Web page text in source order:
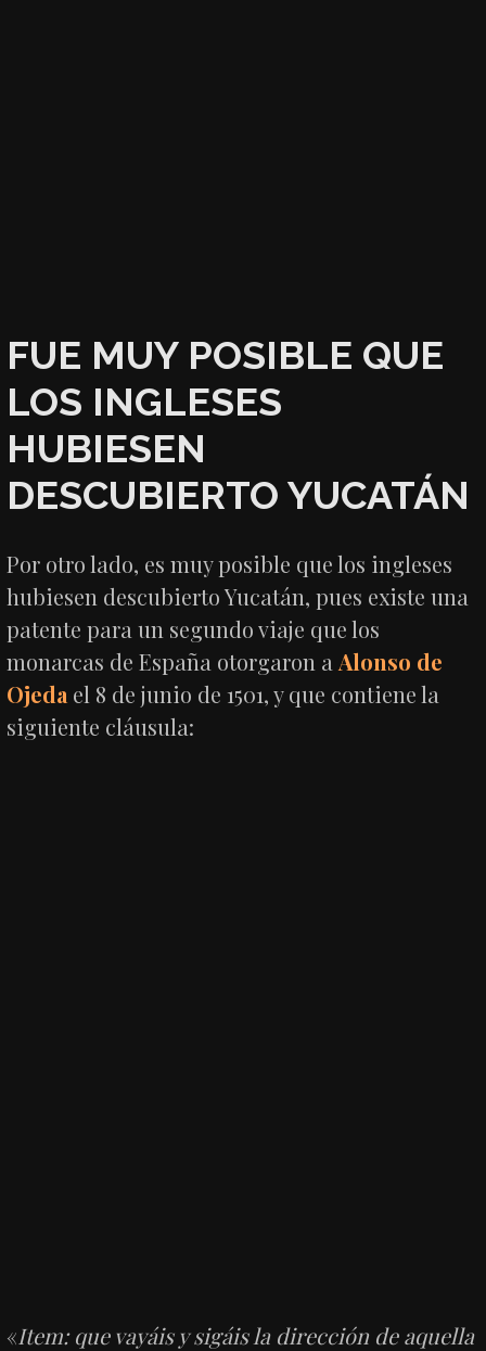
FUE MUY POSIBLE QUE
LOS INGLESES
HUBIESEN
DESCUBIERTO YUCATÁN
Por otro lado, es muy posible que los ingleses
hubiesen descubierto Yucatán, pues existe una
patente para un segundo viaje que los
monarcas de España otorgaron aAlonso de
Ojeda el 8 de junio de 1501, y que contiene la
siguiente cláusula:
«Item: que vayáis y sigáis la dirección de aquella